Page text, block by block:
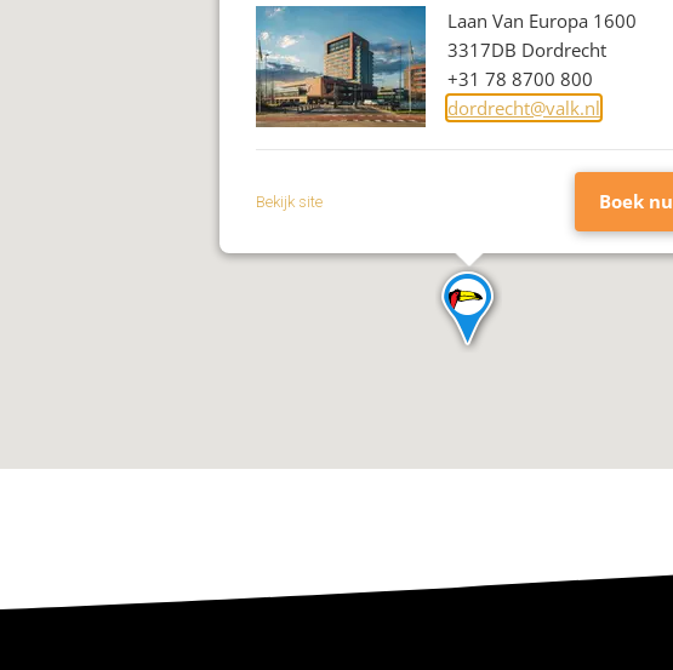
Adres
Laan Van Europa 1600
Postcode
Woonplaats
3317DB Dordrecht
Telefoon
+31 78 8700 800
E-
dordrecht@valk.nl
Bekijk site Boek nu